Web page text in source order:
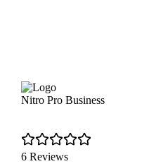
Nitro Pro Business
6 Reviews